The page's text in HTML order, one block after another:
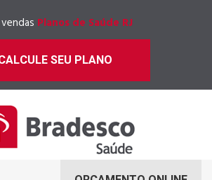
Planos de Saúde RJ
SEU PLANO